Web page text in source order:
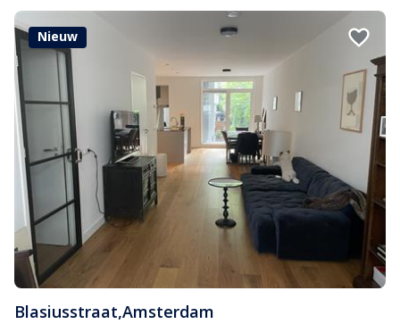
Nieuw
Blasiusstraat,Amsterdam